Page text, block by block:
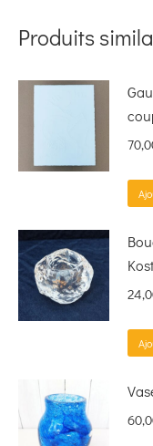
Produits